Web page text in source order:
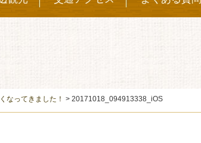
なってきました！ > 20171018_094913338_iOS